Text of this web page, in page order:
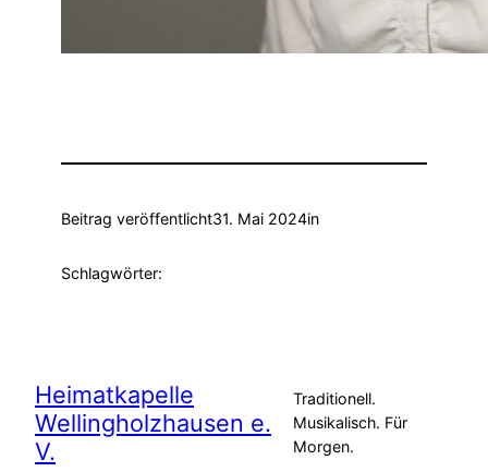
Beitrag veröffentlicht31. Mai 2024in
Schlagwörter:
Heimatkapelle
Wellingholzhausen e.
V.
Traditionell.
Musikalisch. Für
Morgen.